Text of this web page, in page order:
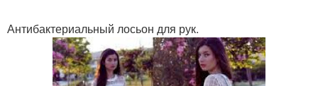
Антибактериальный лосьон для рук.